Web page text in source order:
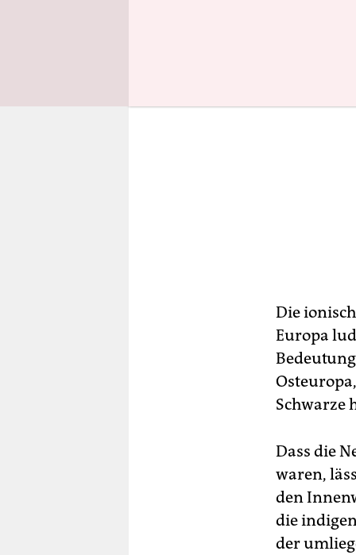
Die
Europa
Schwarze
Dass die
waren,
den
die
der